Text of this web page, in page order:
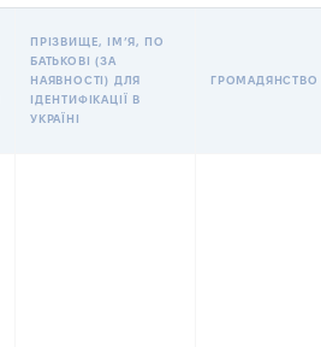
ПРІЗВИЩЕ, ІМʼЯ, ПО
БАТЬКОВІ (ЗА
НАЯВНОСТІ) ДЛЯ
ІДЕНТИФІКАЦІЇ В
УКРАЇНІ
ГРОМАДЯНСТВО